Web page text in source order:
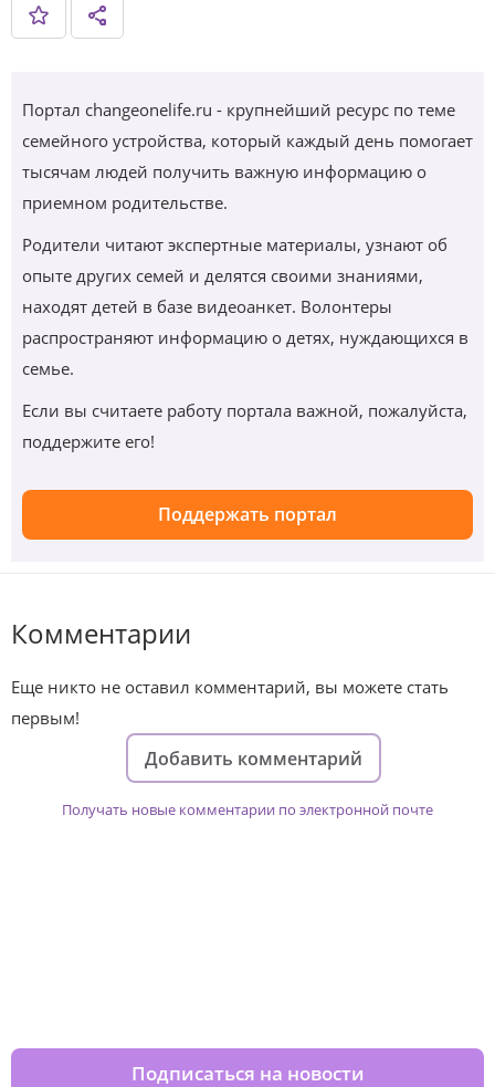
Портал changeonelife.ru - крупнейший ресурс по теме
семейного устройства, который каждый день помогает
тысячам людей получить важную информацию о
приемном родительстве.
Родители читают экспертные материалы, узнают об
опыте других семей и делятся своими знаниями,
находят детей в базе видеоанкет. Волонтеры
распространяют информацию о детях, нуждающихся в
семье.
Если вы считаете работу портала важной, пожалуйста,
поддержите его!
Поддержать портал
Комментарии
Еще никто не оставил комментарий, вы можете стать
первым!
Добавить комментарий
Получать новые комментарии по электронной почте
Подписаться на новости